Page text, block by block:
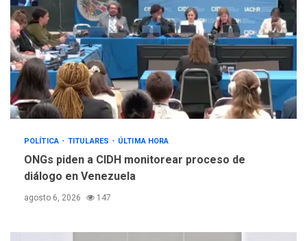
POLÍTICA TITULARES ÚLTIMA HORA
ONGs piden a CIDH monitorear proceso de
diálogo en Venezuela
agosto 6, 2026 147